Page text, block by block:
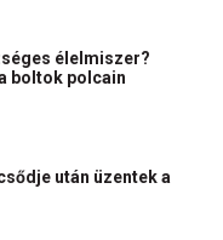
élelmiszer?
boltok polcain
után üzentek a